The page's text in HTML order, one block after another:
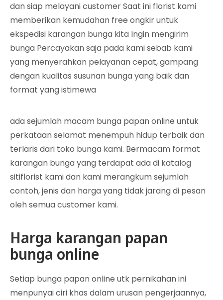
dan siap melayani customer Saat ini florist kami
memberikan kemudahan free ongkir untuk
ekspedisi karangan bunga kita Ingin mengirim
bunga Percayakan saja pada kami sebab kami
yang menyerahkan pelayanan cepat, gampang
dengan kualitas susunan bunga yang baik dan
format yang istimewa
ada sejumlah macam bunga papan online untuk
perkataan selamat menempuh hidup terbaik dan
terlaris dari toko bunga kami. Bermacam format
karangan bunga yang terdapat ada di katalog
sitiflorist kami dan kami merangkum sejumlah
contoh, jenis dan harga yang tidak jarang di pesan
oleh semua customer kami.
Harga karangan papan
bunga online
Setiap bunga papan online utk pernikahan ini
menpunyai ciri khas dalam urusan pengerjaannya,